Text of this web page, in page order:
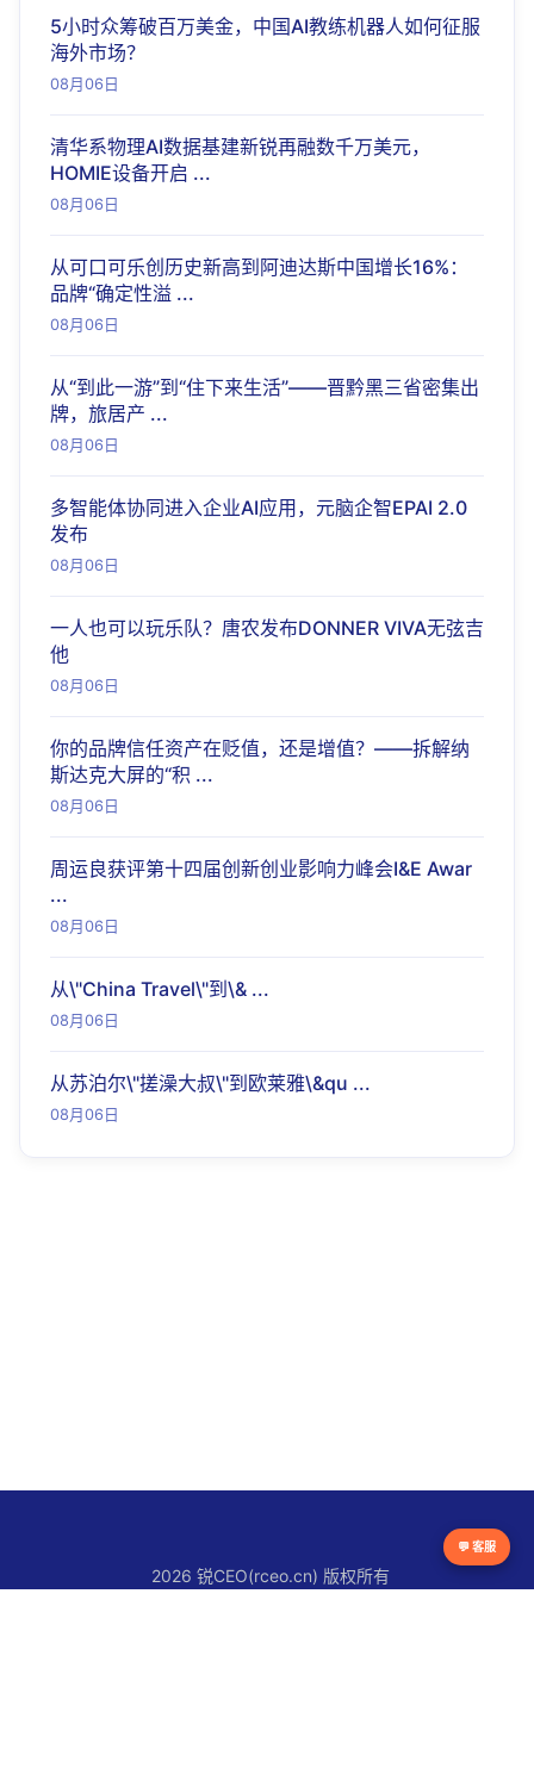
5小时众筹破百万美金，中国AI教练机器人如何征服
海外市场？
08月06日
清华系物理AI数据基建新锐再融数千万美元，
HOMIE设备开启 ...
08月06日
从可口可乐创历史新高到阿迪达斯中国增长16%：
品牌“确定性溢 ...
08月06日
从“到此一游”到“住下来生活”——晋黔黑三省密集出
牌，旅居产 ...
08月06日
多智能体协同进入企业AI应用，元脑企智EPAI 2.0
发布
08月06日
一人也可以玩乐队？唐农发布DONNER VIVA无弦吉
他
08月06日
你的品牌信任资产在贬值，还是增值？——拆解纳
斯达克大屏的“积 ...
08月06日
周运良获评第十四届创新创业影响力峰会I&E Awar
...
08月06日
从\"China Travel\"到\& ...
08月06日
从苏泊尔\"搓澡大叔\"到欧莱雅\&qu ...
08月06日
2026 锐CEO(rceo.cn) 版权所有
💬 客服